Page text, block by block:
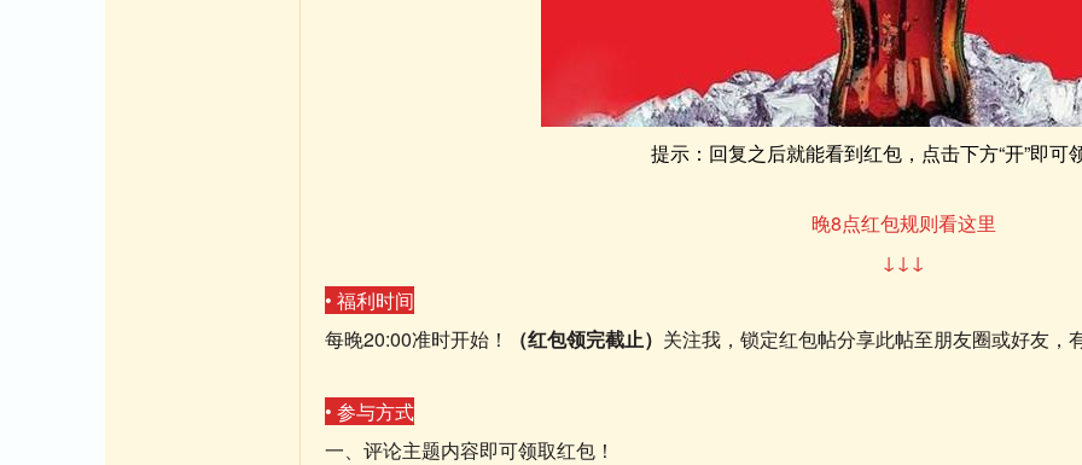
提示：回复之后就能看到红包，点击下方“开”即可
晚8点红包规则看这里
↓↓↓
• 福利时间
每晚20:00准时开始！
（红包领完截止） 关注我，锁定红包帖分享此帖至朋友圈或好友，
• 参与方式
一、评论主题内容即可领取红包！